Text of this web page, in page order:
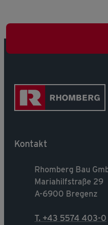
Kontakt
Rhomberg Bau
Mariahilfstraße 29
A-6900 Bregenz
T. +43 5574 403-0